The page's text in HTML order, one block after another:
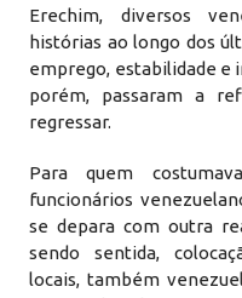
Erechim, diversos
histórias ao longo dos
emprego, estabilidade e
porém, passaram a
regressar.
Para quem
funcionários
se depara com outra
sendo sentida,
locais, também